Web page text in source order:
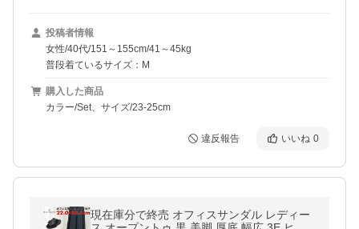
投稿者情報
女性/40代/151～155cm/41～45kg
普段着ているサイズ：M
購入した商品
カラー/Set、サイズ/23-25cm
違反報告 いいね 0
現在庫分で終売 オフィスサンダル レディー